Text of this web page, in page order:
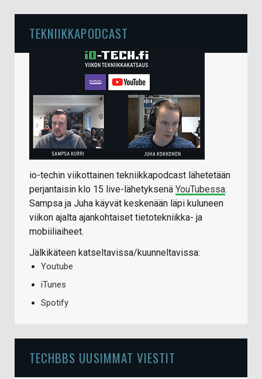
TEKNIIKKAPODCAST
io-techin viikottainen tekniikkapodcast lähetetään
perjantaisin klo 15 live-lähetyksenä YouTubessa.
Sampsa ja Juha käyvät keskenään läpi kuluneen
viikon ajalta ajankohtaiset tietotekniikka- ja
mobiiliaiheet.
Jälkikäteen katseltavissa/kuunneltavissa:
Youtube
iTunes
Spotify
TECHBBS UUSIMMAT VIESTIT